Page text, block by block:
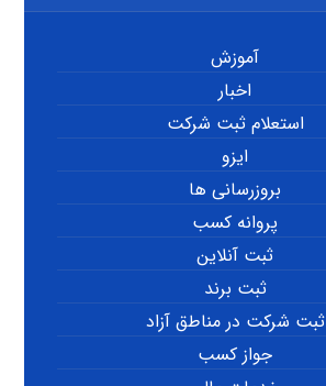
آموزش
اخبار
استعلام ثبت شرکت
ایزو
بروزرسانی ها
پروانه کسب
ثبت آنلاین
ثبت برند
ثبت شرکت در مناطق آزاد
جواز کسب